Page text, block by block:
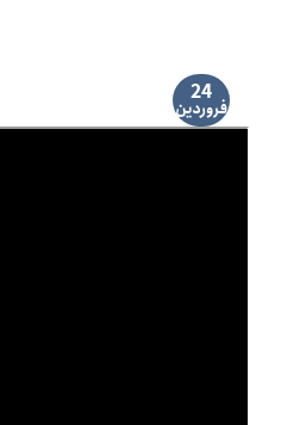
24
فروردین